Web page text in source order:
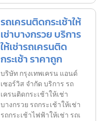
รถเครนติดกระเช้าให้
เช่าบางกรวย บริการ
ให้เช่ารถเครนติด
กระเช้า ราคาถูก
บริษัท กรุงเทพเครน แอนด์
เซอร์วิส จำกัด บริการ รถ
เครนติดกระเช้าให้เช่า
บางกรวย รถกระเช้าให้เช่า
รถกระเช้าไฟฟ้าให้เช่า รถเ